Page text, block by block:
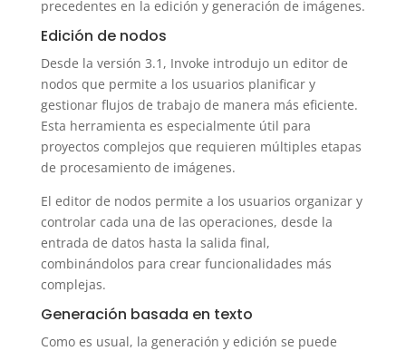
precedentes en la edición y generación de imágenes.
Edición de nodos
Desde la versión 3.1, Invoke introdujo un editor de
nodos que permite a los usuarios planificar y
gestionar flujos de trabajo de manera más eficiente.
Esta herramienta es especialmente útil para
proyectos complejos que requieren múltiples etapas
de procesamiento de imágenes.
El editor de nodos permite a los usuarios organizar y
controlar cada una de las operaciones, desde la
entrada de datos hasta la salida final,
combinándolos para crear funcionalidades más
complejas.
Generación basada en texto
Como es usual, la generación y edición se puede